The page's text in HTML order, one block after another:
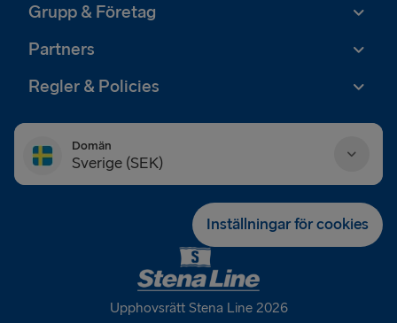
Grupp & Företag
Partners
Regler & Policies
Domän
Sverige (SEK)
Inställningar för cookies
Upphovsrätt Stena Line 2026